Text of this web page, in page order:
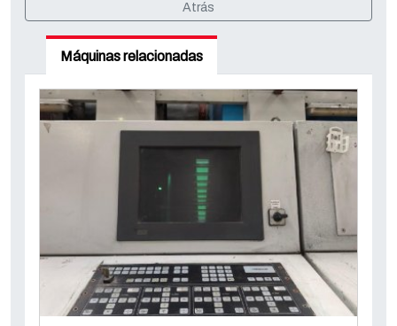
Atrás
Máquinas relacionadas